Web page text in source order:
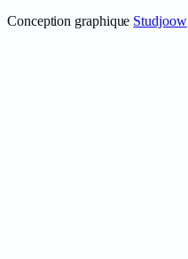
Conception graphique Studjoow